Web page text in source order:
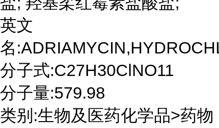
英文
名
分子式:C27H30ClNO11
分子量:579.98
类别:生物及医药化学品>药物